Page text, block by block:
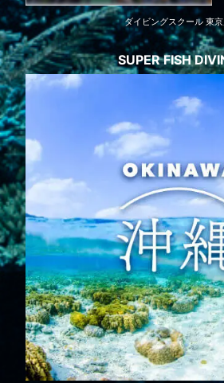
ダイビングスクール 東
SUPER FISH